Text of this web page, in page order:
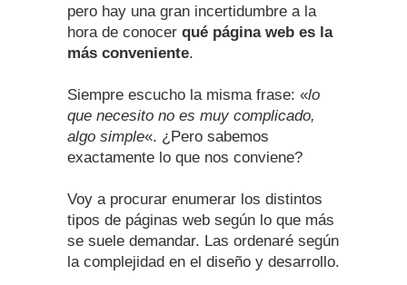
pero hay una gran incertidumbre a la
hora de conocer qué página web es la
más conveniente.
Siempre escucho la misma frase: «lo
que necesito no es muy complicado,
algo simple«. ¿Pero sabemos
exactamente lo que nos conviene?
Voy a procurar enumerar los distintos
tipos de páginas web según lo que más
se suele demandar. Las ordenaré según
la complejidad en el diseño y desarrollo.